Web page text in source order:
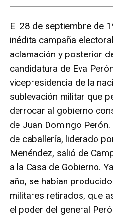
El 28 de septiembre de
inédita campaña
aclamación y posterior
candidatura de Eva
vicepresidencia de la
sublevación militar que
derrocar al gobierno
de Juan Domingo
de caballería, liderado
Menéndez, salió de
a la Casa de Gobierno.
año, se habían
militares retirados, que
el poder del general